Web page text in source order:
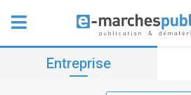
Entreprise